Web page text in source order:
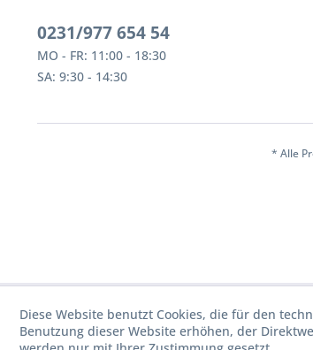
0231/977 654 54
MO - FR: 11:00 - 18:30
SA: 9:30 - 14:30
* Alle
Diese Website benutzt Cookies, die für den
Benutzung dieser Website erhöhen, der